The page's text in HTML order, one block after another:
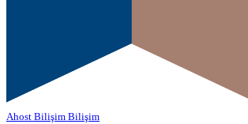
Ahost Bilişim Bilişim